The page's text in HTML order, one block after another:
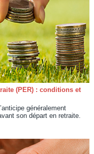
(PER) : conditions et
généralement
son départ en retraite.